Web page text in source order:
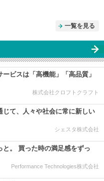
一覧を見る
ビスは「高機能」「高品質」
株式会社クロフトクラフト
じて、人々や社会に常に新しい
シェスタ株式会社
と。 買った時の満足感をずっ
Performance Technologies株式会社